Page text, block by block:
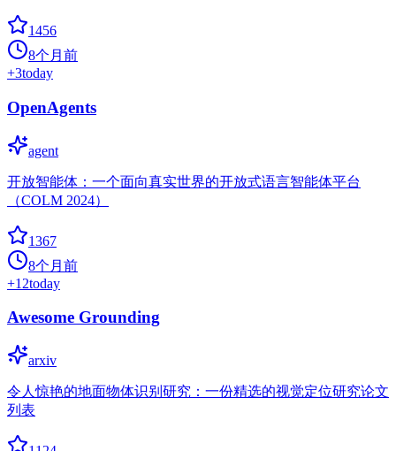
1456
8个月前
+3today
OpenAgents
agent
开放智能体：一个面向真实世界的开放式语言智能体平台
（COLM 2024）
1367
8个月前
+12today
Awesome Grounding
arxiv
令人惊艳的地面物体识别研究：一份精选的视觉定位研究论文
列表